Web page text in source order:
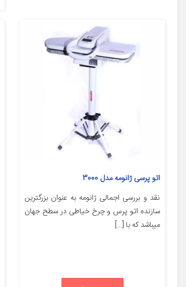
اتو پرسی ژانومه مدل 3000
نقد و بررسی اجمالی ژانومه به عنوان بزرگترین
سازنده اتو پرس و چرخ خیاطی در سطح جهان
میباشد که با […]